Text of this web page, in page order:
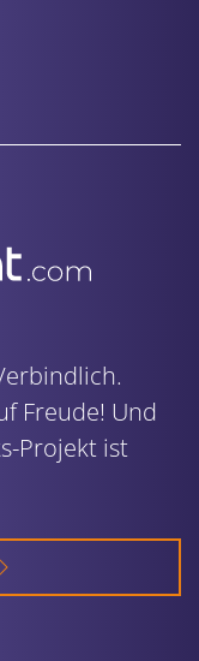
Freude! Und
Projekt ist